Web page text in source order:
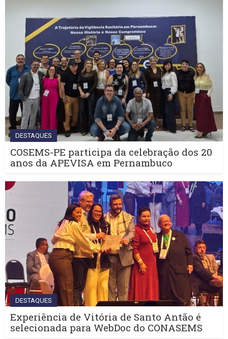
DESTAQUES
COSEMS-PE participa da celebração dos 20
anos da APEVISA em Pernambuco
DESTAQUES
Experiência de Vitória de Santo Antão é
selecionada para WebDoc do CONASEMS